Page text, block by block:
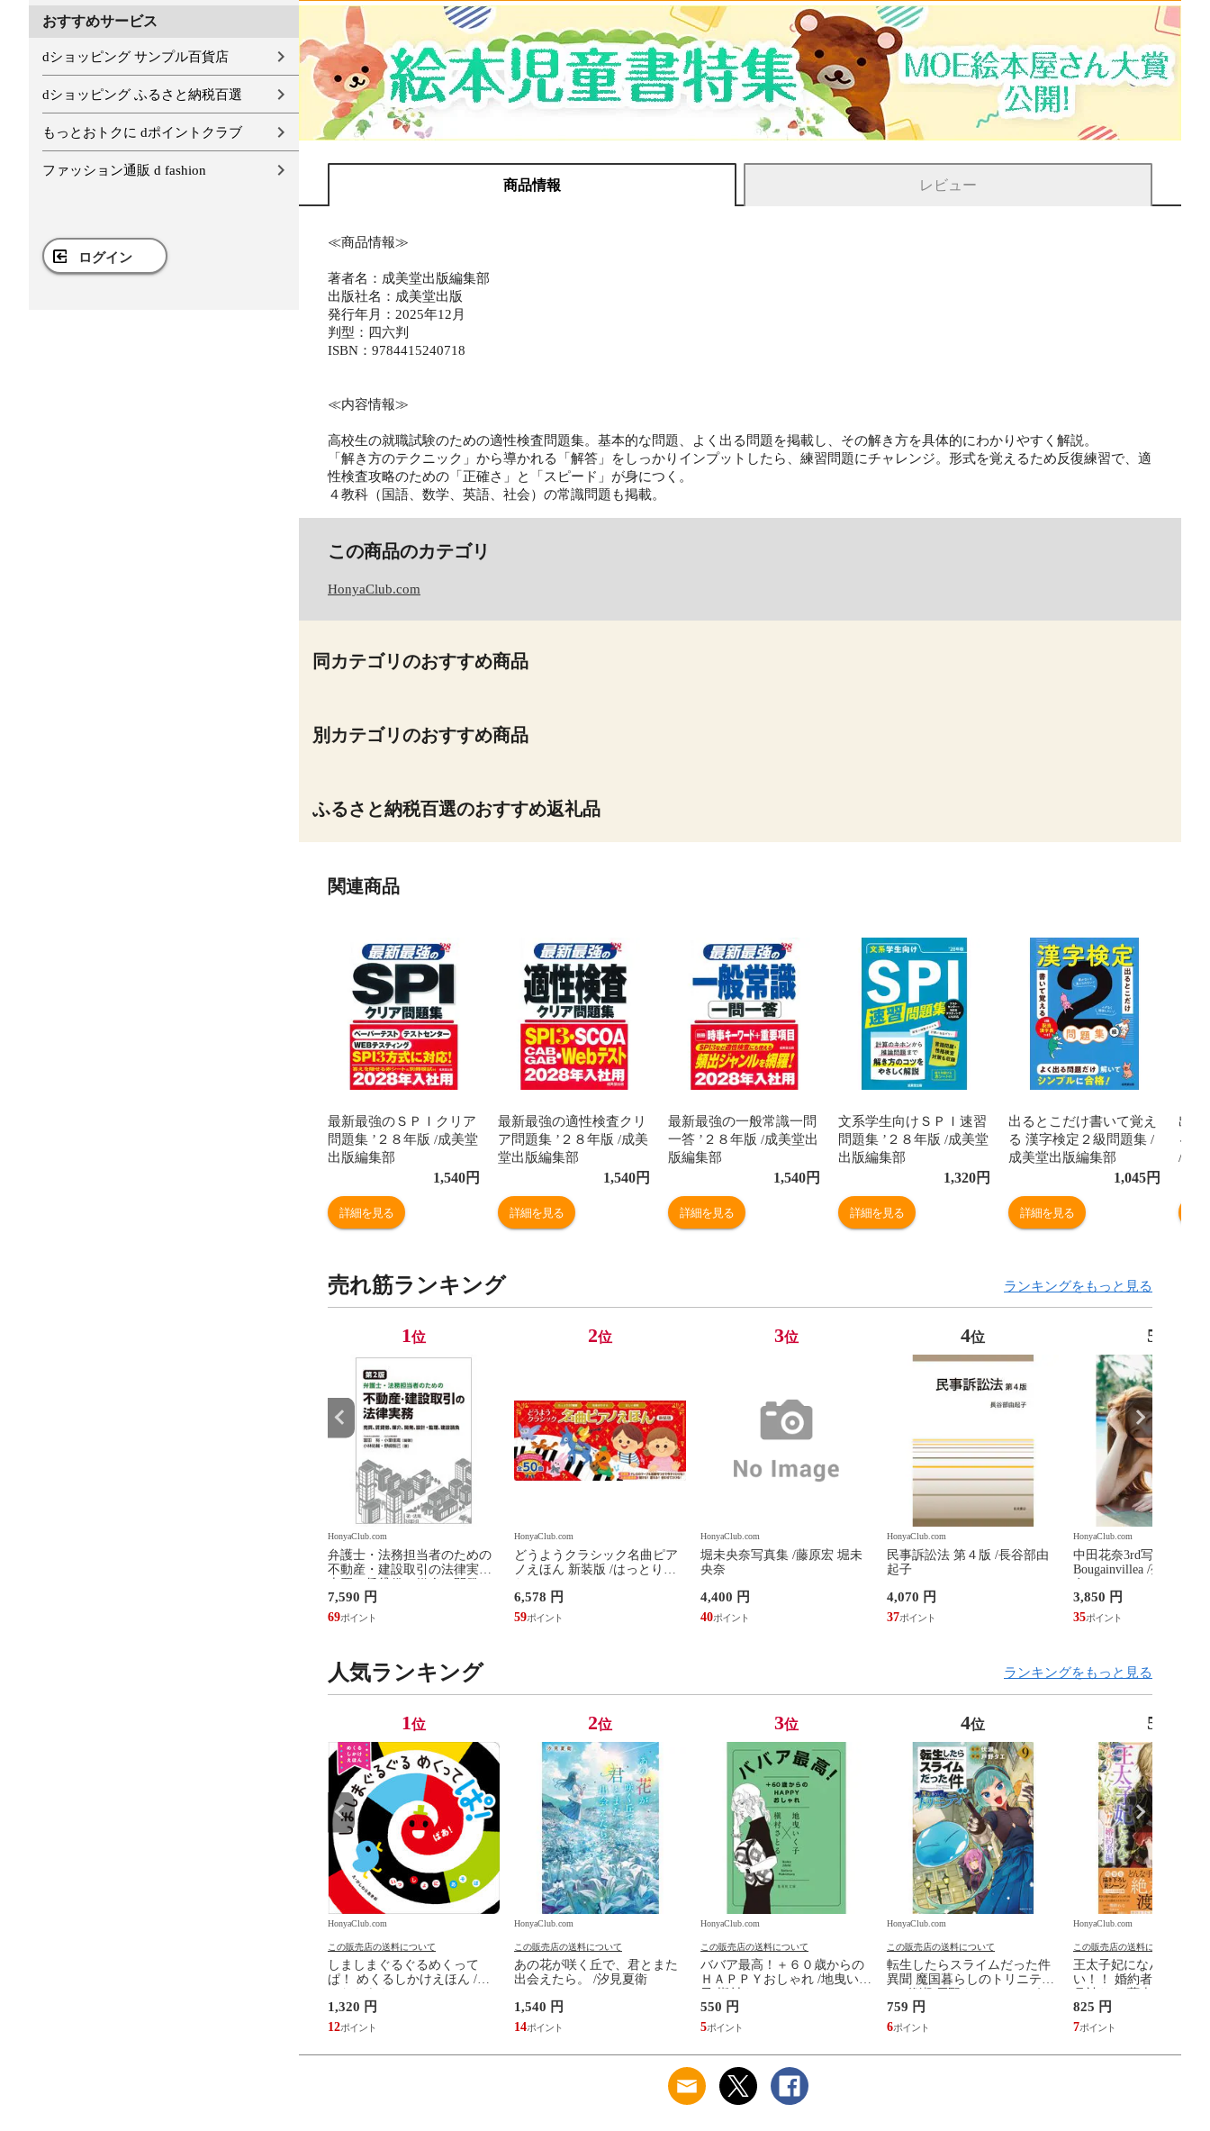
おすすめサービス
dショッピング サンプル百貨店
dショッピング ふるさと納税百選
もっとおトクに dポイントクラブ
ファッション通販 d fashion
ログイン
商品情報 レビュー
≪商品情報≫
著者名：成美堂出版編集部
出版社名：成美堂出版
発行年月：2025年12月
判型：四六判
ISBN：9784415240718
≪内容情報≫
高校生の就職試験のための適性検査問題集。基本的な問題、よく出る問題を掲載し、その解き方を具体的にわかりやすく解説。
「解き方のテクニック」から導かれる「解答」をしっかりインプットしたら、練習問題にチャレンジ。形式を覚えるため反復練習で、適
性検査攻略のための「正確さ」と「スピード」が身につく。
４教科（国語、数学、英語、社会）の常識問題も掲載。
この商品のカテゴリ
HonyaClub.com
同カテゴリのおすすめ商品
別カテゴリのおすすめ商品
ふるさと納税百選のおすすめ返礼品
関連商品
最新最強のＳＰＩクリア
問題集 ’２８年版 /成美堂
出版編集部
1,540円
詳細を見る
最新最強の適性検査クリ
ア問題集 ’２８年版 /成美
堂出版編集部
1,540円
詳細を見る
最新最強の一般常識一問
一答 ’２８年版 /成美堂出
版編集部
1,540円
詳細を見る
文系学生向けＳＰＩ速習
問題集 ’２８年版 /成美堂
出版編集部
1,320円
詳細を見る
出るとこだけ書いて覚え
る 漢字検定２級問題集 /
成美堂出版編集部
1,045円
詳細を見る
出る
る
/成
売れ筋ランキング ランキングをもっと見る
1位
HonyaClub.com
弁護士・法務担当者のための
不動産・建設取引の法律実務
設計・監理、建設請負 第２版
/富田裕 小里佳嵩
7,590 円
69
2位
HonyaClub.com
どうようクラシック名曲ピア
ノえほん 新装版 /はっとりな
ワコ
6,578 円
59
3位
HonyaClub.com
堀未央奈写真集 /藤原宏 堀未
央奈
4,400 円
40
4位
HonyaClub.com
民事訴訟法 第４版 /長谷部由
起子
4,070 円
37
5
HonyaClub.com
中田花奈3rd写真集
Bougainvillea /菊地泰久
3,850 円
35
人気ランキング ランキングをもっと見る
1位
HonyaClub.com
この販売店の送料について
しましまぐるぐるめくって
ぱ！ めくるしかけえほん /か
1,320 円
12
2位
HonyaClub.com
この販売店の送料について
あの花が咲く丘で、君とまた
出会えたら。 /汐見夏衛
1,540 円
14
3位
HonyaClub.com
この販売店の送料について
ババア最高！＋６０歳からの
ＨＡＰＰＹおしゃれ /地曳いく
550 円
5
4位
HonyaClub.com
この販売店の送料について
転生したらスライムだった件
異聞 魔国暮らしのトリニティ
759 円
6
5
HonyaClub.com
この販売店の送料について
王太子妃になんてなり
い！！ 婚約者編 ２ /鴨
825 円
7